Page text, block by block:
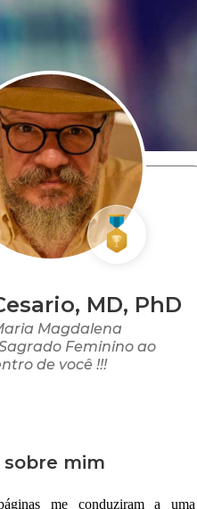
MD, PhD
Magdalena
Feminino ao
de você !!!
mim
me conduziram a uma